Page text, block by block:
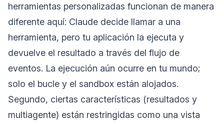
herramientas personalizadas funcionan de manera
diferente aquí: Claude decide llamar a una
herramienta, pero tu aplicación la ejecuta y
devuelve el resultado a través del flujo de
eventos. La ejecución aún ocurre en tu mundo;
solo el bucle y el sandbox están alojados.
Segundo, ciertas características (resultados y
multiagente) están restringidas como una vista